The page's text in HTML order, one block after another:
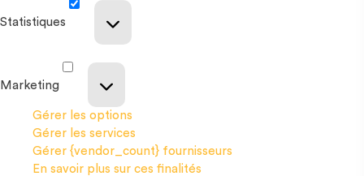
Statistiques
Marketing
Gérer les options
Gérer les services
Gérer {vendor_count} fournisseurs
En savoir plus sur ces finalités